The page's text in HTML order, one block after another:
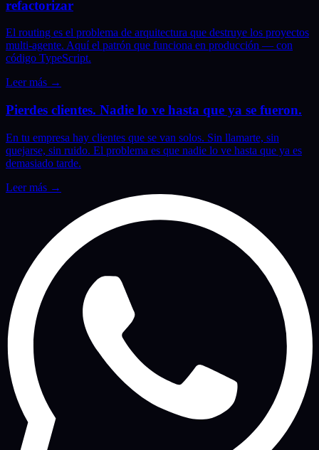
refactorizar
El routing es el problema de arquitectura que destruye los proyectos
multi-agente. Aquí el patrón que funciona en producción — con
código TypeScript.
Leer más →
Pierdes clientes. Nadie lo ve hasta que ya se fueron.
En tu empresa hay clientes que se van solos. Sin llamarte, sin
quejarse, sin ruido. El problema es que nadie lo ve hasta que ya es
demasiado tarde.
Leer más →